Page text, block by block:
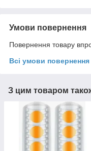
Умови повернення
Повернення товару
Всі умови повернення
З цим товаром